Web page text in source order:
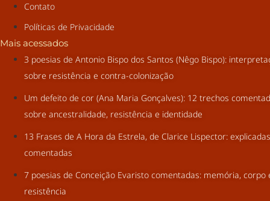
Contato
Políticas de Privacidade
Mais acessados
3 poesias de Antonio Bispo dos Santos (Nêgo Bispo):
sobre resistência e contra-colonização
Um defeito de cor (Ana Maria Gonçalves): 12 trechos
sobre ancestralidade, resistência e identidade
13 Frases de A Hora da Estrela, de Clarice Lispector:
comentadas
7 poesias de Conceição Evaristo comentadas: memória, corpo
resistência